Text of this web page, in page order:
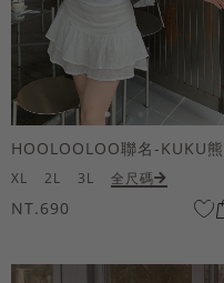
XL 2L 3L 全尺碼
NT.690